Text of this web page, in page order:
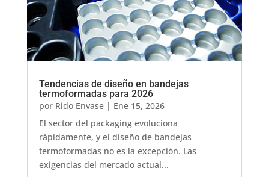
Tendencias de diseño en bandejas
termoformadas para 2026
por Rido Envase| Ene 15, 2026
El sector del packaging evoluciona
rápidamente, y el diseño de bandejas
termoformadas no es la excepción. Las
exigencias del mercado actual...